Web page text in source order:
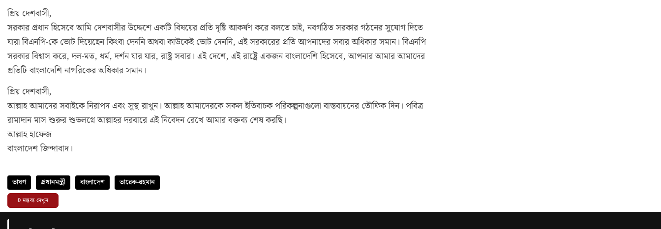
প্রিয় দেশবাসী,
সরকার প্রধান হিসেবে আমি দেশবাসীর উদ্দেশে একটি বিষয়ের প্রতি দৃষ্টি আকর্ষণ করে বলতে চাই, নবগঠিত সরকার গঠনের সুযোগ দিতে
যারা বিএনপি-কে ভোট দিয়েছেন কিংবা দেননি অথবা কাউকেই ভোট দেননি, এই সরকারের প্রতি আপনাদের সবার অধিকার সমান। বিএনপি
সরকার বিশ্বাস করে, দল-মত, ধর্ম, দর্শন যার যার, রাষ্ট্র সবার। এই দেশে, এই রাষ্ট্রে একজন বাংলাদেশি হিসেবে, আপনার আমার আমাদের
প্রতিটি বাংলাদেশি নাগরিকের অধিকার সমান।
প্রিয় দেশবাসী,
আল্লাহ আমাদের সবাইকে নিরাপদ এবং সুস্থ রাখুন। আল্লাহ আমাদেরকে সকল ইতিবাচক পরিকল্পনাগুলো বাস্তবায়নের তৌফিক দিন। পবিত্র
রামাদান মাস শুরুর শুভলগ্নে আল্লাহর দরবারে এই নিবেদন রেখে আমার বক্তব্য শেষ করছি।
আল্লাহ হাফেজ
বাংলাদেশ জিন্দাবাদ।
ভাষণ প্রধানমন্ত্রী বাংলাদেশ তারেক-রহমান
0মন্তব্য দেখুন